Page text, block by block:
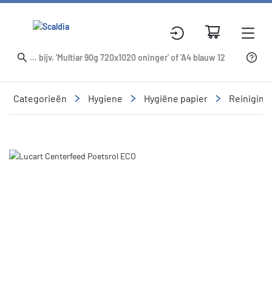
Categorieën Hygiene Hygiëne papier
Slide 1 of 1